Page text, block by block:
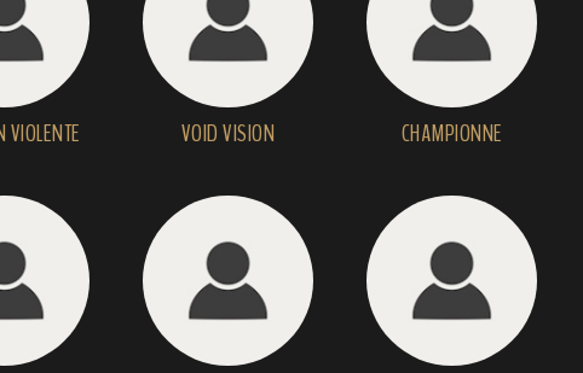
VIOLENTE VOID VISION CHAMPIONNE